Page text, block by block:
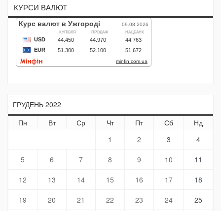
КУРСИ ВАЛЮТ
ГРУДЕНЬ 2022
Пн
Вт Ср Чт Пт Сб
Нд
1
2 3 4
5 6 7 8 9 10 11
12 13 14 15 16 17 18
19 20 21 22 23 24 25